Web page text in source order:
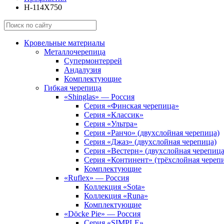
Н-114Х750
Кровельные материалы
Металлочерепица
Супермонтеррей
Андалузия
Комплектующие
Гибкая черепица
«Shinglas» — Россия
Серия «Финская черепица»
Серия «Классик»
Серия «Ультра»
Серия «Ранчо» (двухслойная черепица)
Серия «Джаз» (двухслойная черепица)
Серия «Вестерн» (двухслойная
Серия «Континент» (трёхслойная
Комплектующие
«Ruflex» — Россия
Коллекция «Sota»
Коллекция «Runa»
Комплектующие
«Döcke Pie» — Россия